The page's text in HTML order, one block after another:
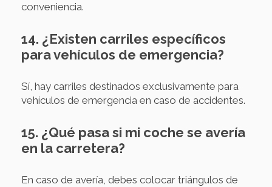
conveniencia.
14. ¿Existen carriles específicos
para vehículos de emergencia?
Sí, hay carriles destinados exclusivamente para
vehículos de emergencia en caso de accidentes.
15. ¿Qué pasa si mi coche se avería
en la carretera?
En caso de avería, debes colocar triángulos de